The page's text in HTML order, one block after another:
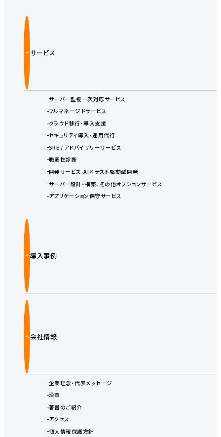
サービス
サーバー監視一次対応サービス
フルマネージドサービス
クラウド移行・導入支援
セキュリティ導入・運用代行
SRE / アドバイザリーサービス
脆弱性診断
開発サービス-AI×テスト駆動型開発
サーバー設計・構築、その他オプションサービス
アプリケーション保守サービス
導入事例
会社情報
企業理念・代表メッセージ
沿革
著書のご紹介
アクセス
個人情報保護方針